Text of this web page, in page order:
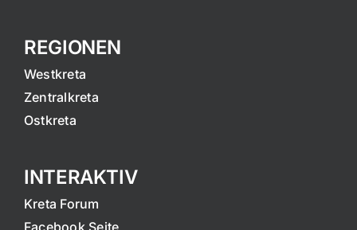
REGIONEN
Westkreta
Zentralkreta
Ostkreta
INTERAKTIV
Kreta Forum